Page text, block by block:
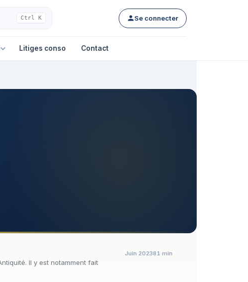
Ctrl K Se connecter
Litiges conso Contact
Il y est notamment fait
Juin 202381 min